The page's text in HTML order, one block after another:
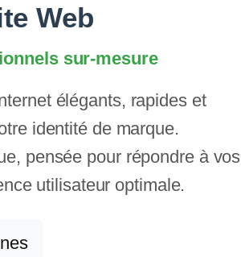
Web
sur-mesure
élégants, rapides et
identité de marque.
pensée pour répondre à vos
utilisateur optimale.